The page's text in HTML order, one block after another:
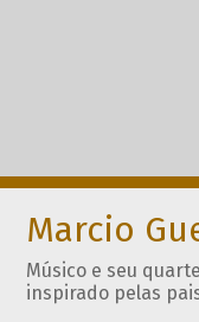
Marcio
Músico e seu
inspirado pelas